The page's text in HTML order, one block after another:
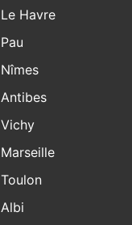
Le Havre
Pau
Nîmes
Antibes
Vichy
Marseille
Toulon
Albi